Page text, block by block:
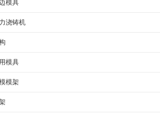
模具
浇铸机
模具
模架